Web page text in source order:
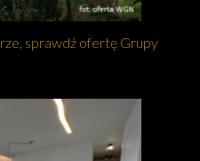
sprawdź ofertę Grupy